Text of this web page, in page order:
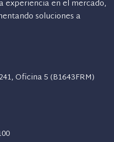
experiencia en el mercado,
soluciones a
Oficina 5 (B1643FRM)